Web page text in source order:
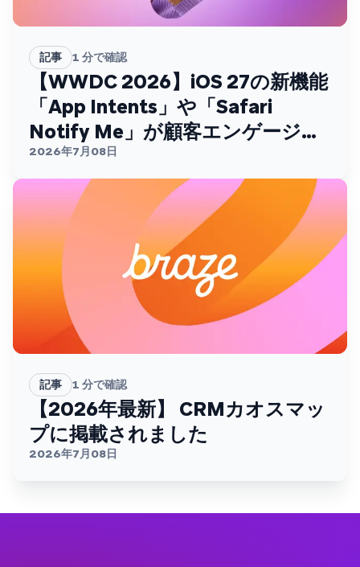
記事 1 分で確認
【WWDC 2026】iOS 27の新機能
「App Intents」や「Safari
Notify Me」が顧客エンゲージメ
ントを変える
2026年7月08日
記事 1 分で確認
【2026年最新】 CRMカオスマッ
プに掲載されました
2026年7月08日